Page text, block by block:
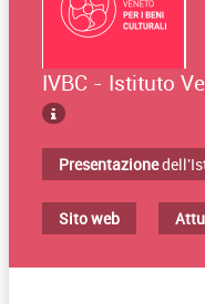
IVBC - Istituto
Presentazione
Sito web